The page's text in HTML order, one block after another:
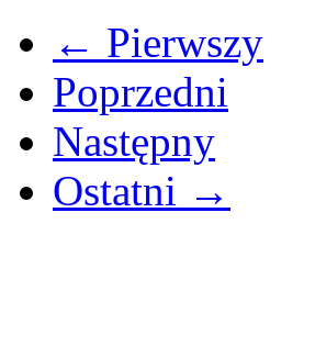
← Pierwszy
Poprzedni
Następny
Ostatni →